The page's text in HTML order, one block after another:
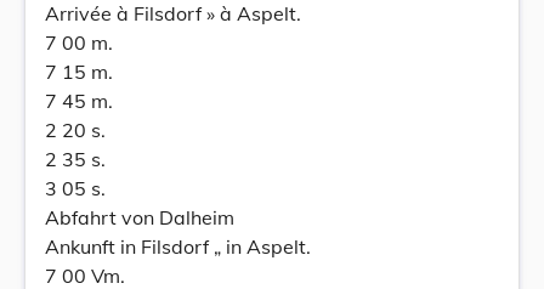
Arrivée à Filsdorf » à Aspelt.
7 00 m.
7 15 m.
7 45 m.
2 20 s.
2 35 s.
3 05 s.
Abfahrt von Dalheim
Ankunft in Filsdorf „ in Aspelt.
7 00 Vm.